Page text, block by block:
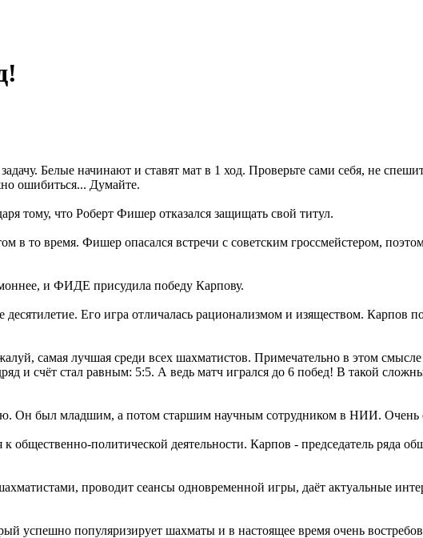
Белые начинают и ставят мат в 1 ход. Проверьте сами себя, не
ошибиться... Думайте.
тому, что Роберт Фишер отказался защищать свой титул.
то время. Фишер опасался встречи с советским гроссмейстером,
и ФИДЕ присудила победу Карпову.
Его игра отличалась рационализмом и изяществом. Карпов
самая лучшая среди всех шахматистов. Примечательно в этом
и счёт стал равным: 5:5. А ведь матч игрался до 6 побед! В такой
Он был младшим, а потом старшим научным сотрудником в НИИ. Очень
политической деятельности. Карпов - председатель ряда
проводит сеансы одновременной игры, даёт актуальные
успешно популяризирует шахматы и в настоящее время очень